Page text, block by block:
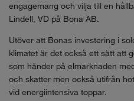
engagemang och vilja till en
Lindell, VD på Bona AB.
Utöver att Bonas investering i
klimatet är det också ett sätt att
som händer på elmarknaden
och skatter men också utifrån
vid energiintensiva toppar.